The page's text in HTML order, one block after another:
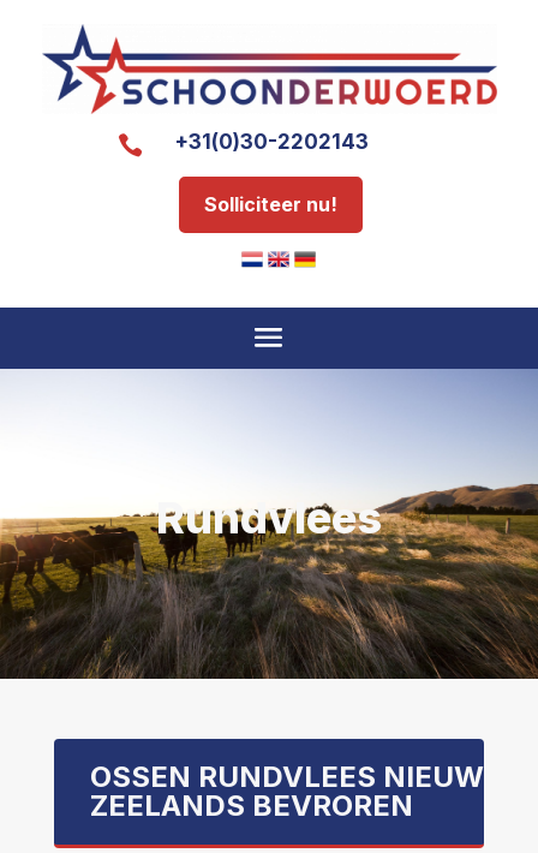
 +31(0)30-2202143
Solliciteer nu!
Rundvlees
OSSEN RUNDVLEES NIEUW
ZEELANDS BEVROREN